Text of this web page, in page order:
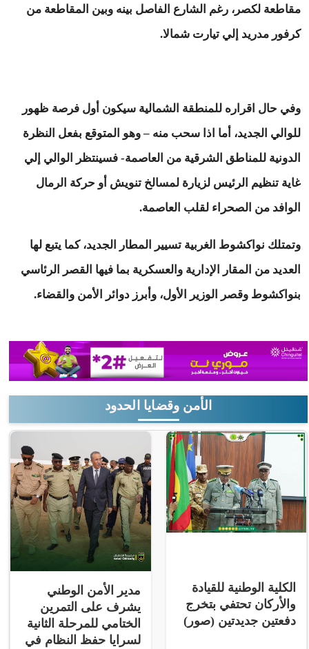
مقاطعة لكصر، رغم الشارع الفاصل بينه وبين المقاطعة من
كرفور مدريد إلي تيارت شمالا.
وفي حال اقراره للمنطقة الشمالية سيكون أول فرصة ظهور
للوالي الجديد، أما اذا سحب منه – وهو المتوقع بفعل النظرة
الدونية للمناطق الشرقية من العاصمة- فسينتظر الوالي إلي
غاية تنظيم الرئيس لزيارة لمسالخ تنويش أو حركة الرمال
الوافد من الصحراء لقلب العاصمة.
وتمتلك نواكشوط الغربية تسيير المطار الجديد، كما يتبع لها
العديد من المقار الإدارية والعسكرية بما فيها القصر الرئاسي
بنواكشوط وقصر الوزير الأول، وأبرز دوائر الأمن والقضاء.
الأمن وقضايا الحدود
الكلية الوطنية للقيادة
والأركان تحتفي بتخرج
دفعتين جديدتين (صور)
مدير الأمن الوطني
يشرف على التمرين
الختامي للمرحلة الثانية
لسرايا حفظ النظام في